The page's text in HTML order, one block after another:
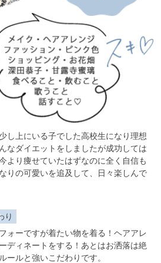
し上にいる子でした高校生になり理想
なダイエットをしましたが成功しては
より痩せていたはずなのに全く自信も
りの可愛いを追及して、日々楽しんで
り
ォーですが着たい物を着る！ヘアアレ
ディネートをする！あとはお洒落は絶
ールと強いこだわりです。